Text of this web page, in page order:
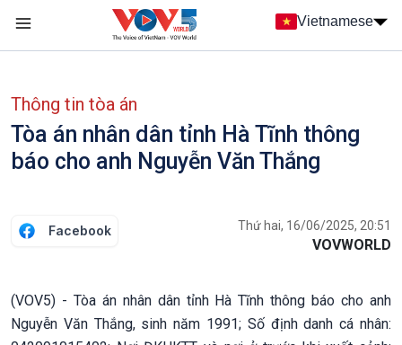
Nhảy đến nội dung
Vietnamese
Thông tin tòa án
Tòa án nhân dân tỉnh Hà Tĩnh thông
báo cho anh Nguyễn Văn Thắng
Facebook Thứ hai, 16/06/2025, 20:51
VOVWORLD
(VOV5) - Tòa án nhân dân tỉnh Hà Tĩnh thông báo cho anh
Nguyễn Văn Thắng, sinh năm 1991; Số định danh cá nhân: